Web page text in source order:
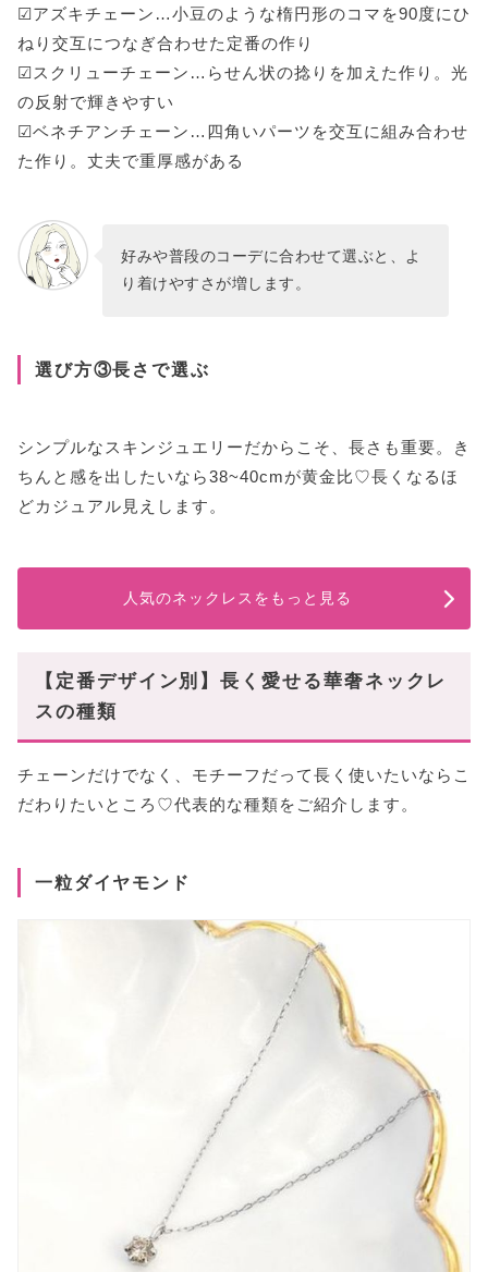
☑アズキチェーン…小豆のような楕円形のコマを90度にひ
ねり交互につなぎ合わせた定番の作り
☑スクリューチェーン…らせん状の捻りを加えた作り。光
の反射で輝きやすい
☑ベネチアンチェーン…四角いパーツを交互に組み合わせ
た作り。丈夫で重厚感がある
好みや普段のコーデに合わせて選ぶと、よ
り着けやすさが増します。
選び方③長さで選ぶ
シンプルなスキンジュエリーだからこそ、長さも重要。き
ちんと感を出したいなら38~40cmが黄金比♡長くなるほ
どカジュアル見えします。
人気のネックレスをもっと見る
【定番デザイン別】長く愛せる華奢ネックレ
スの種類
チェーンだけでなく、モチーフだって長く使いたいならこ
だわりたいところ♡代表的な種類をご紹介します。
一粒ダイヤモンド